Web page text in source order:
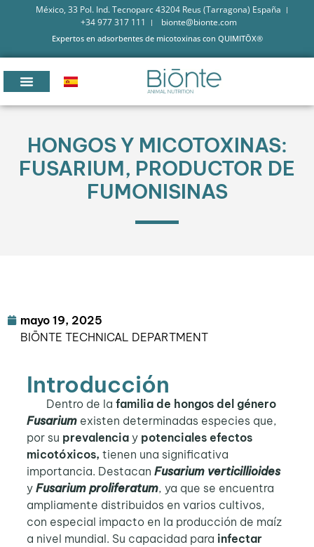
México, 33 Pol. Ind. Tecnoparc 43204 Reus (Tarragona) España
+34 977 317 111
bionte@bionte.com
Expertos en adsorbentes de micotoxinas con QUIMITŌX®
HONGOS Y MICOTOXINAS:
FUSARIUM, PRODUCTOR DE
FUMONISINAS
mayo 19, 2025
BIŌNTE TECHNICAL DEPARTMENT
Introducción
Dentro de la familia de hongos del género
Fusariumexisten determinadas especies que,
por su prevalenciay potenciales efectos
micotóxicos, tienen una significativa
importancia. Destacan Fusarium verticillioides
y Fusarium proliferatum, ya que se encuentra
ampliamente distribuidos en varios cultivos,
con especial impacto en la producción de maíz
a nivel mundial. Su capacidad para infectar